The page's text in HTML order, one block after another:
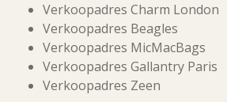
Verkoopadres Charm London
Verkoopadres Beagles
Verkoopadres MicMacBags
Verkoopadres Gallantry Paris
Verkoopadres Zeen